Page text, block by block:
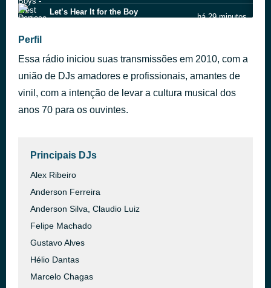
Let’s Hear It for the Boy
há 29 minutos
Missing (Todd Terry club mix)
Everything but the Girl
Staples - We - Got - 2 - Be - Fmix - Version
Plus
há 44 minutos
Girls Just Want to Have Fun
Perfil
Essa rádio iniciou suas transmissões em 2010, com a
união de DJs amadores e profissionais, amantes de
vinil, com a intenção de levar a cultura musical dos
anos 70 para os ouvintes.
Principais DJs
Alex Ribeiro
Anderson Ferreira
Anderson Silva, Claudio Luiz
Felipe Machado
Gustavo Alves
Hélio Dantas
Marcelo Chagas